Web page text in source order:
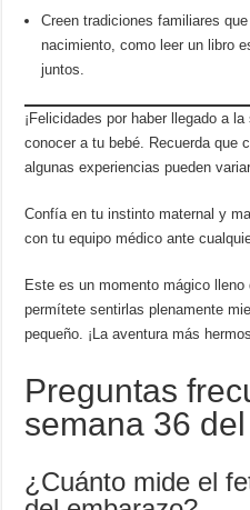
Creen tradiciones familiares
nacimiento, como leer un libro
juntos.
¡Felicidades por haber llegado a
conocer a tu bebé. Recuerda que
algunas experiencias pueden variar.
Confía en tu instinto maternal y
con tu equipo médico ante
Este es un momento mágico
permítete sentirlas plenamente
pequeño. ¡La aventura más
Preguntas
semana 36
¿Cuánto mide el